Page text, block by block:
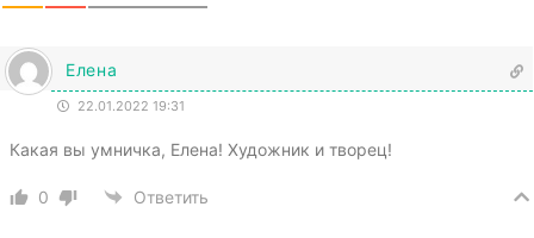
Елена
22.01.2022 19:31
Какая вы умничка, Елена! Художник и творец!
0 Ответить